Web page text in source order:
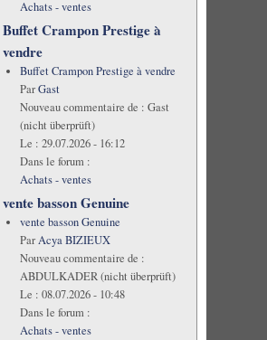
Achats - ventes
Buffet Crampon Prestige à
vendre
Buffet Crampon Prestige à vendre
ParGast
Nouveau commentaire de : Gast
(nicht überprüft)
Le : 29.07.2026 - 16:12
Dans le forum :
Achats - ventes
vente basson Genuine
vente basson Genuine
ParAcya BIZIEUX
Nouveau commentaire de :
ABDULKADER (nicht überprüft)
Le : 08.07.2026 - 10:48
Dans le forum :
Achats - ventes